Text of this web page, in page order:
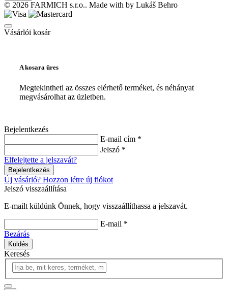
© 2026 FARMICH s.r.o.. Made with by Lukáš Behro
Vásárlói kosár
A kosara üres
Megtekintheti az összes elérhető terméket, és néhányat
megvásárolhat az üzletben.
Bejelentkezés
E-mail cím *
Jelszó *
Elfelejtette a jelszavát?
Bejelentkezés
Új vásárló? Hozzon létre új fiókot
Jelszó visszaállítása
E-mailt küldünk Önnek, hogy visszaállíthassa a jelszavát.
E-mail *
Bezárás
Küldés
Keresés